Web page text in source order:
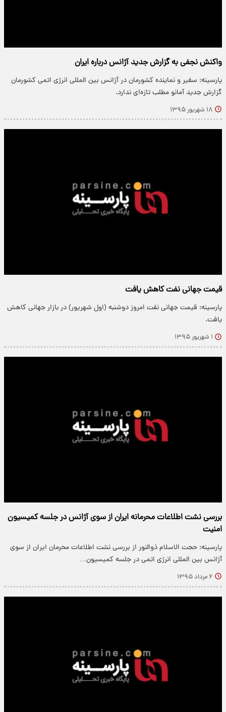
واکنش نجفی به گزارش جدید آژانس درباره ایران
پارسینه: سفیر و نماینده کشورمان در آژانس بین المللی انرژی اتمی کشورمان
گزارش جدید آمانو مطلب تازه‌ای ندارد.
۱۸ شهریور ۱۳۹۵
قیمت جهانی نفت کاهش یافت
پارسینه: قیمت جهانی نفت امروز دوشنبه (اول شهریور) در بازار جهانی کاهش
یافت.
۱ شهریور ۱۳۹۵
بررسی نشت اطلاعات محرمانه ایران از سوی آژانس در جلسه کمیسیون
امنیت
پارسینه: حجت الاسلام ذوالنور از بررسی نشت اطلاعات محرمان ایران از سوی
آژانس بین المللی انرژی اتمی در جلسه کمیسیون…
۶ مرداد ۱۳۹۵